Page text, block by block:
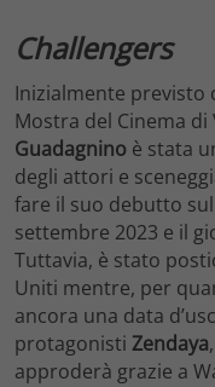
Challengers
Inizialmente previsto
Mostra del Cinema di
Guadagnino è stata
degli attori e
fare il suo debutto
settembre 2023 e il
Tuttavia, è stato
Uniti mentre, per
ancora una data
protagonisti Zendaya,
approderà grazie a